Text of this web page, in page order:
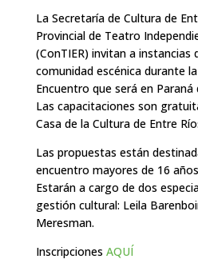
La Secretaría de Cultura de
Provincial de Teatro
(ConTIER) invitan a instancias
comunidad escénica durante
Encuentro que será en
Las capacitaciones son
Casa de la Cultura de Entre
Las propuestas están
encuentro mayores de 16
Estarán a cargo de dos
gestión cultural: Leila
Meresman.
Inscripciones AQUÍ